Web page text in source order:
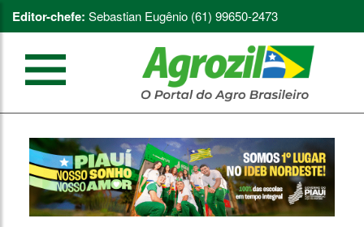
Editor-chefe: Sebastian Eugênio (61) 99650-2473